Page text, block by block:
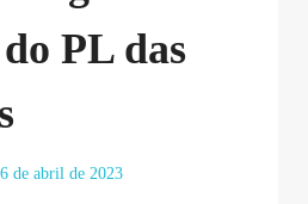
PL das
de abril de 2023